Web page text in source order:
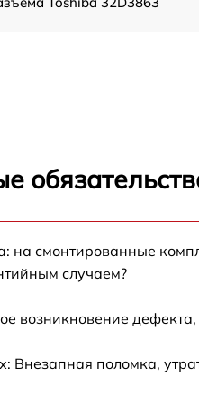
управления Toshiba
Toshiba 32D3863
на смонтированные
случаем?
возникновение
Внезапная поломка,